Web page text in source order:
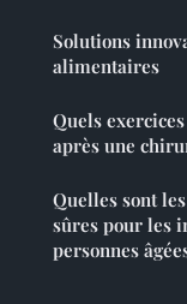
Solutions
alimentaires
Quels
après une
Quelles sont
sûres pour les
personnes